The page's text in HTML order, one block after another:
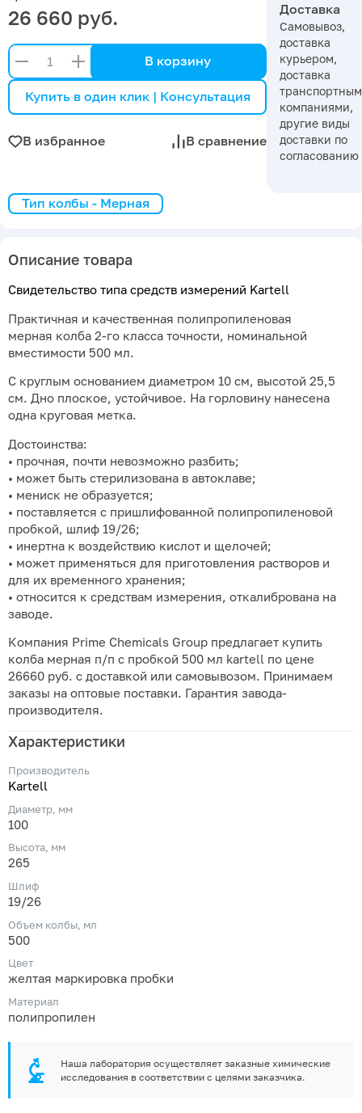
26 660 руб.
В корзину
Купить в один клик | Консультация
В избранное В сравнение
Доставка
Самовывоз,
доставка
курьером,
доставка
компаниями,
другие виды
доставки по
согласованию
Тип колбы - Мерная
Описание товара
Свидетельство типа средств измерений Kartell
Практичная и качественная полипропиленовая
мерная колба 2-го класса точности, номинальной
вместимости 500 мл.
С круглым основанием диаметром 10 см, высотой 25,5
см. Дно плоское, устойчивое. На горловину нанесена
одна круговая метка.
Достоинства:
• прочная, почти невозможно разбить;
• может быть стерилизована в автоклаве;
• мениск не образуется;
• поставляется с пришлифованной полипропиленовой
пробкой, шлиф 19/26;
• инертна к воздействию кислот и щелочей;
• может применяться для приготовления растворов и
для их временного хранения;
• относится к средствам измерения, откалибрована на
заводе.
Компания Prime Chemicals Group предлагает купить
колба мерная п/п с пробкой 500 мл kartell по цене
26660 руб. с доставкой или самовывозом. Принимаем
заказы на оптовые поставки. Гарантия завода-
производителя.
Характеристики
Производитель
Kartell
Диаметр, мм
100
Высота, мм
265
Шлиф
19/26
Объем колбы, мл
500
Цвет
желтая маркировка пробки
Материал
полипропилен
Наша лаборатория осуществляет заказные химические
исследования в соответствии с целями заказчика.